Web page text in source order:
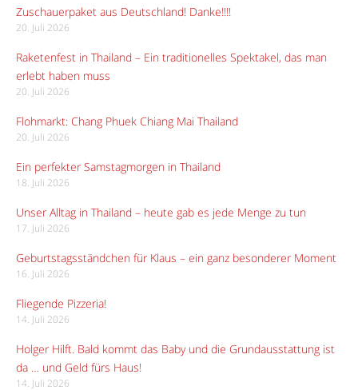
Zuschauerpaket aus Deutschland! Danke!!!!
20. Juli 2026
Raketenfest in Thailand – Ein traditionelles Spektakel, das man
erlebt haben muss
20. Juli 2026
Flohmarkt: Chang Phuek Chiang Mai Thailand
20. Juli 2026
Ein perfekter Samstagmorgen in Thailand
18. Juli 2026
Unser Alltag in Thailand – heute gab es jede Menge zu tun
17. Juli 2026
Geburtstagsständchen für Klaus – ein ganz besonderer Moment
16. Juli 2026
Fliegende Pizzeria!
14. Juli 2026
Holger Hilft. Bald kommt das Baby und die Grundausstattung ist
da … und Geld fürs Haus!
14. Juli 2026